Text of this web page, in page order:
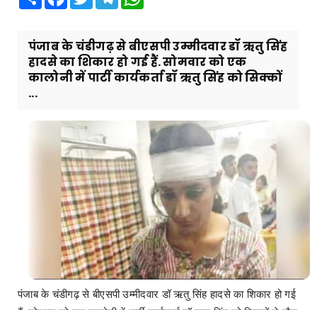
पंजाब के चंडीगढ़ से बीएसपी उम्मीदवार डॉ ऋतु सिंह
हादसे का शिकार हो गई हैं. सोमवार को एक
कालोनी में पार्टी कार्यकर्ता डॉ ऋतु सिंह को सिक्कों
...
पंजाब के चंडीगढ़ से बीएसपी उम्मीदवार डॉ ऋतु सिंह हादसे का शिकार हो गई